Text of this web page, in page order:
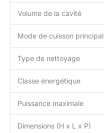
Volume de la cavité
Mode de cuisson principal
Type de nettoyage
Classe énergétique
Puissance maximale
Dimensions (H x L x P)